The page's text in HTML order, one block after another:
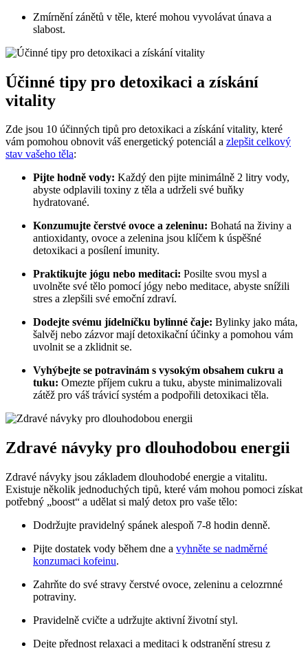
Zmírnění zánětů v těle, které mohou vyvolávat únava a
slabost.
Účinné tipy pro detoxikaci a získání
vitality
Zde jsou 10 účinných tipů pro detoxikaci a získání vitality, které
vám pomohou obnovit váš energetický potenciál a zlepšit celkový
stav vašeho těla:
Pijte hodně vody: Každý den pijte minimálně 2 litry vody,
abyste odplavili toxiny z těla a udrželi své buňky
hydratované.
Konzumujte čerstvé ovoce a zeleninu: Bohatá na živiny a
antioxidanty, ovoce a zelenina jsou klíčem k úspěšné
detoxikaci a posílení imunity.
Praktikujte jógu nebo meditaci: Posilte svou mysl a
uvolněte své tělo pomocí jógy nebo meditace, abyste snížili
stres a zlepšili své emoční zdraví.
Dodejte svému jídelníčku bylinné čaje: Bylinky jako máta,
šalvěj nebo zázvor mají detoxikační účinky a pomohou vám
uvolnit se a zklidnit se.
Vyhýbejte se potravinám s vysokým obsahem cukru a
tuku: Omezte příjem cukru a tuku, abyste minimalizovali
zátěž pro váš trávicí systém a podpořili detoxikaci těla.
Zdravé návyky pro dlouhodobou energii
Zdravé návyky jsou základem dlouhodobé energie a vitalitu.
Existuje několik jednoduchých tipů, které vám mohou pomoci získat
potřebný „boost“ a udělat si malý detox pro vaše tělo:
Dodržujte pravidelný spánek alespoň 7-8 hodin denně.
Pijte dostatek vody během dne a vyhněte se nadměrné
konzumaci kofeinu.
Zahrňte do své stravy čerstvé ovoce, zeleninu a celozrnné
potraviny.
Pravidelně cvičte a udržujte aktivní životní styl.
Dejte přednost relaxaci a meditaci k odstranění stresu z